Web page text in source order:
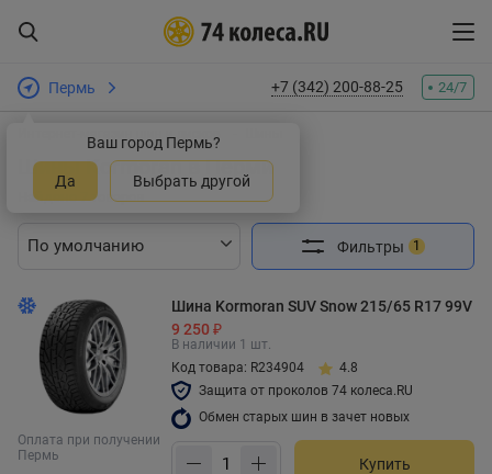
Пермь
Ваш город Пермь?
Да Выбрать другой
+7 (342) 200-88-25 24/7
Интернет-магазин шин и дисков
Шины Kormoran в Перми
Найдено 7 товаров
Фильтры 1
Оплата при получении
Пермь
Шина Kormoran SUV Snow 215/65 R17 99V
9 250 ₽
В наличии 1 шт.
Код товара: R234904
4.8
Защита от проколов 74 колеса.RU
Обмен старых шин в зачет новых
Купить